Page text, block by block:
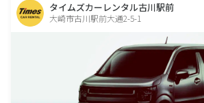
タイムズカーレンタル古川駅前
大崎市古川駅前大通2-5-1